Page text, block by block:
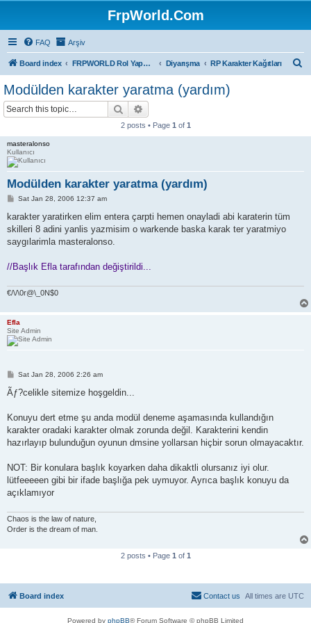
FrpWorld.Com
FAQ Arşiv
Board index FRPWORLD Rol Yapma Oyunları Diyarışma RP Karakter Kağıtları
Modülden karakter yaratma (yardım)
Search
2 posts • Page 1 of 1
masteralonso
Kullanıcı
Modülden karakter yaratma (yardım)
P
s
Sat Jan 28, 2006 12:37 am
karakter yaratirken elim entera çarpti hemen onayladi abi karaterin tüm
skilleri 8 adini yanlis yazmisim o warkende baska karak ter yaratmiyo
saygılarimla masteralonso.
//Başlık Efla tarafından değiştirildi...
€/\/\0r@\_0N$0
Efla
Site Admin
P
s
t
Sat Jan 28, 2006 2:26 am
Ãƒ?celikle sitemize hoşgeldin...
Konuyu dert etme şu anda modül deneme aşamasında kullandığın
karakter oradaki karakter olmak zorunda değil. Karakterini kendin
hazırlayıp bulunduğun oyunun dmsine yollarsan hiçbir sorun olmayacaktır.
NOT: Bir konulara başlık koyarken daha dikaktli olursanız iyi olur.
lütfeeeeen gibi bir ifade başlığa pek uymuyor. Ayrıca başlık konuyu da
açıklamıyor
Chaos is the law of nature,
Order is the dream of man.
2 posts • Page 1 of 1
Board index All times are UTC
Contact us
Powered by phpBB® Forum Software © phpBB Limited